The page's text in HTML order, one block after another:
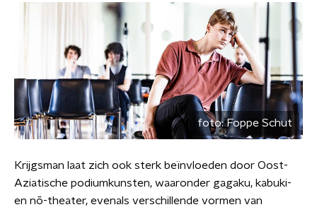
foto:Foppe Schut
Krijgsman laat zich ook sterk beïnvloeden door Oost-
Aziatische podiumkunsten, waaronder gagaku, kabuki-
en nō-theater, evenals verschillende vormen van